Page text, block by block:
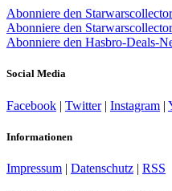
Abonniere den
Abonniere den
Abonniere den Hasbro-Deals-
Social Media
Facebook | Twitter| Instagram |
Informationen
Impressum | Datenschutz | RSS